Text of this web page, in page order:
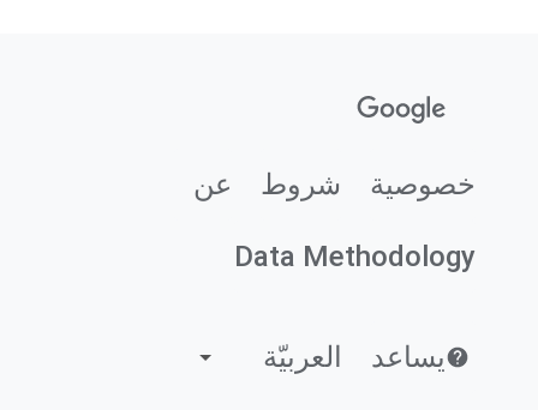
خصوصية شروط عن
Data Methodology
يساعد